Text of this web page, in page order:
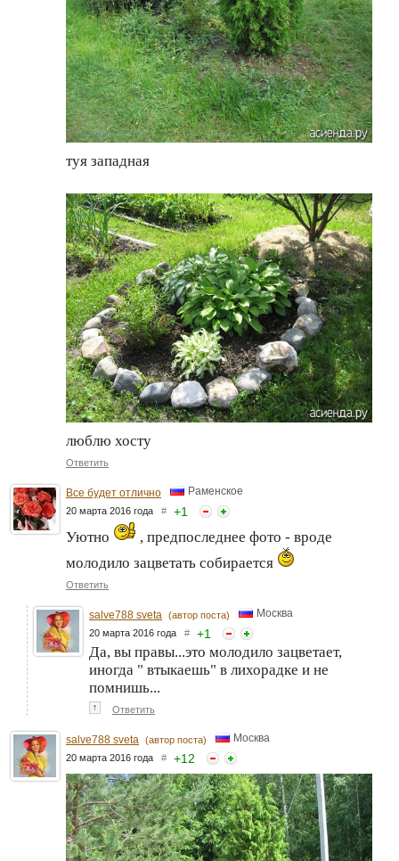
туя западная
люблю хосту
Ответить
Все будет отлично Раменское
20 марта 2016 года # +1
Уютно
, предпоследнее фото - вроде
молодило зацветать собирается
Ответить
salve788 sveta (автор поста) Москва
20 марта 2016 года # +1
Да, вы правы...это молодило зацветает,
иногда " втыкаешь" в лихорадке и не
помнишь...
↑ Ответить
salve788 sveta (автор поста) Москва
20 марта 2016 года # +12